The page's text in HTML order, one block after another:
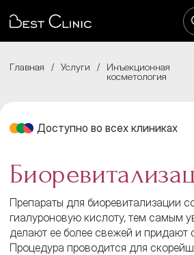
Главная / Услуги /
Инъекционная
косметология
Доступно во всех клиниках
Препараты для биоревитализации
гиалуроновую кислоту, тем самым
делают ее более свежей и придают
Процедура проводится для